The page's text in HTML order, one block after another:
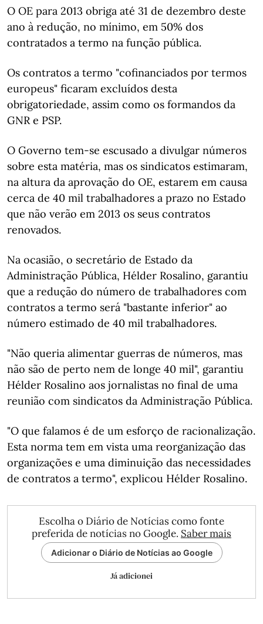
O OE para 2013 obriga até 31 de dezembro deste
ano à redução, no mínimo, em 50% dos
contratados a termo na função pública.
Os contratos a termo "cofinanciados por termos
europeus" ficaram excluídos desta
obrigatoriedade, assim como os formandos da
GNR e PSP.
O Governo tem-se escusado a divulgar números
sobre esta matéria, mas os sindicatos estimaram,
na altura da aprovação do OE, estarem em causa
cerca de 40 mil trabalhadores a prazo no Estado
que não verão em 2013 os seus contratos
renovados.
Na ocasião, o secretário de Estado da
Administração Pública, Hélder Rosalino, garantiu
que a redução do número de trabalhadores com
contratos a termo será "bastante inferior" ao
número estimado de 40 mil trabalhadores.
"Não queria alimentar guerras de números, mas
não são de perto nem de longe 40 mil", garantiu
Hélder Rosalino aos jornalistas no final de uma
reunião com sindicatos da Administração Pública.
"O que falamos é de um esforço de racionalização.
Esta norma tem em vista uma reorganização das
organizações e uma diminuição das necessidades
de contratos a termo", explicou Hélder Rosalino.
Escolha o Diário de Notícias como fonte
preferida de notícias no Google. Saber mais
Adicionar o Diário de Notícias ao Google
Já adicionei